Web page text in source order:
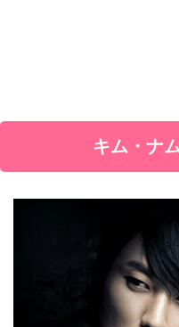
キム・ナ